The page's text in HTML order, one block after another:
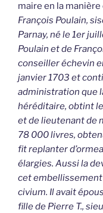
maire en la
François Poulain,
Parnay, né le 1er
Poulain et de
conseiller échevin
janvier 1703 et
administration que
héréditaire, obtint
et de lieutenant de
78 000 livres,
fit replanter
élargies. Aussi la
cet
civium. Il avait
fille de Pierre T.,